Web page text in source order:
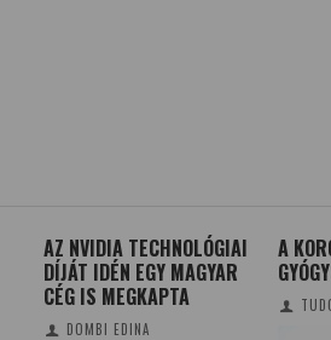
AZ NVIDIA TECHNOLÓGIAI
DÍJÁT IDÉN EGY MAGYAR
CÉG IS MEGKAPTA
DOMBI EDINA
A